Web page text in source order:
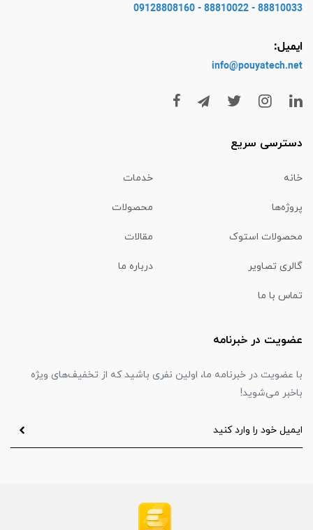
88810033 - 88810022 - 09128808160
ایمیل:
info@pouyatech.net
دسترسی سریع
خانه خدمات
پروژه‌ها محصولات
محصولات استوک مقالات
گالری تصاویر درباره ما
تماس با ما
عضویت در خبرنامه
با عضویت در خبرنامه ما، اولین نفری باشید که از تخفیف‌های ویژه
باخبر می‌شوید!